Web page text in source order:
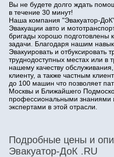
Вы не будете долго ждать
в течение 30 минут!
Наша компания "Эвакуатор-
Эвакуации авто и
бригады хорошо подготовлены
задачи. Благодаря нашим
Эвакуировать и отбуксировать
труднодоступных местах или в
нашему качеству
клиенту, а также частным
до 100 машин что позволяет
Москвы и Ближайшего
профессиональными
экспертами в этой отрасли.
Подробные цены и
Эвакуатор-ДоК .RU